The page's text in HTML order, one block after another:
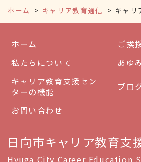
ホーム キャリア教育通信 キャリ
ホーム
ご挨
私たちについて
あゆ
キャリア教育支援セン
ターの機能
ブロ
お問い合わせ
日向市キャリア教育支
Hyuga City Career Education